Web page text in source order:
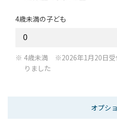
4歳未満の子ども
4歳未満 ※2026年1月20日受
りました
オプシ